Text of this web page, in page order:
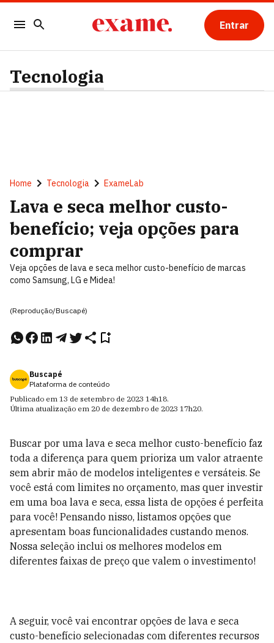
Entrar
Tecnologia
Home Tecnologia ExameLab
Lava e seca melhor custo-
benefício; veja opções para
comprar
Veja opções de lava e seca melhor custo-benefício de marcas
como Samsung, LG e Midea!
(Reprodução/Buscapé)
Buscapé
Plataforma de conteúdo
Publicado em 13 de setembro de 2023 14h18.
Última atualização em 20 de dezembro de 2023 17h20.
Buscar por uma lava e seca melhor custo-benefício faz
toda a diferença para quem prioriza um valor atraente
sem abrir mão de modelos inteligentes e versáteis. Se
você está com limites no orçamento, mas quer investir
em uma boa lava e seca, essa lista de opções é perfeita
para você! Pensando nisso, listamos opções que
apresentam boas funcionalidades custando menos.
Nossa seleção inclui os melhores modelos em
diferentes faixas de preço que valem o investimento!
A seguir, você vai encontrar opções de lava e seca
custo-benefício selecionadas com diferentes recursos